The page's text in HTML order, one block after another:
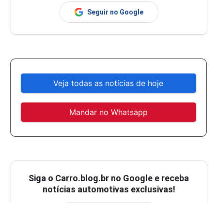
Seguir no Google
Veja todas as notícias de hoje
Mandar no Whatsapp
Siga o Carro.blog.br no Google e receba
notícias automotivas exclusivas!